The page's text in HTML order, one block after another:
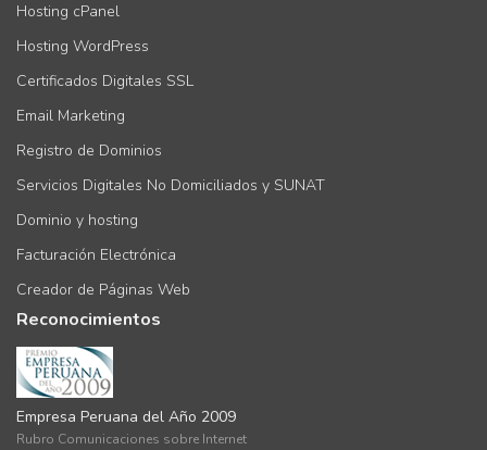
Hosting cPanel
Hosting WordPress
Certificados Digitales SSL
Email Marketing
Registro de Dominios
Servicios Digitales No Domiciliados y SUNAT
Dominio y hosting
Facturación Electrónica
Creador de Páginas Web
Reconocimientos
Empresa Peruana del Año 2009
Rubro Comunicaciones sobre Internet